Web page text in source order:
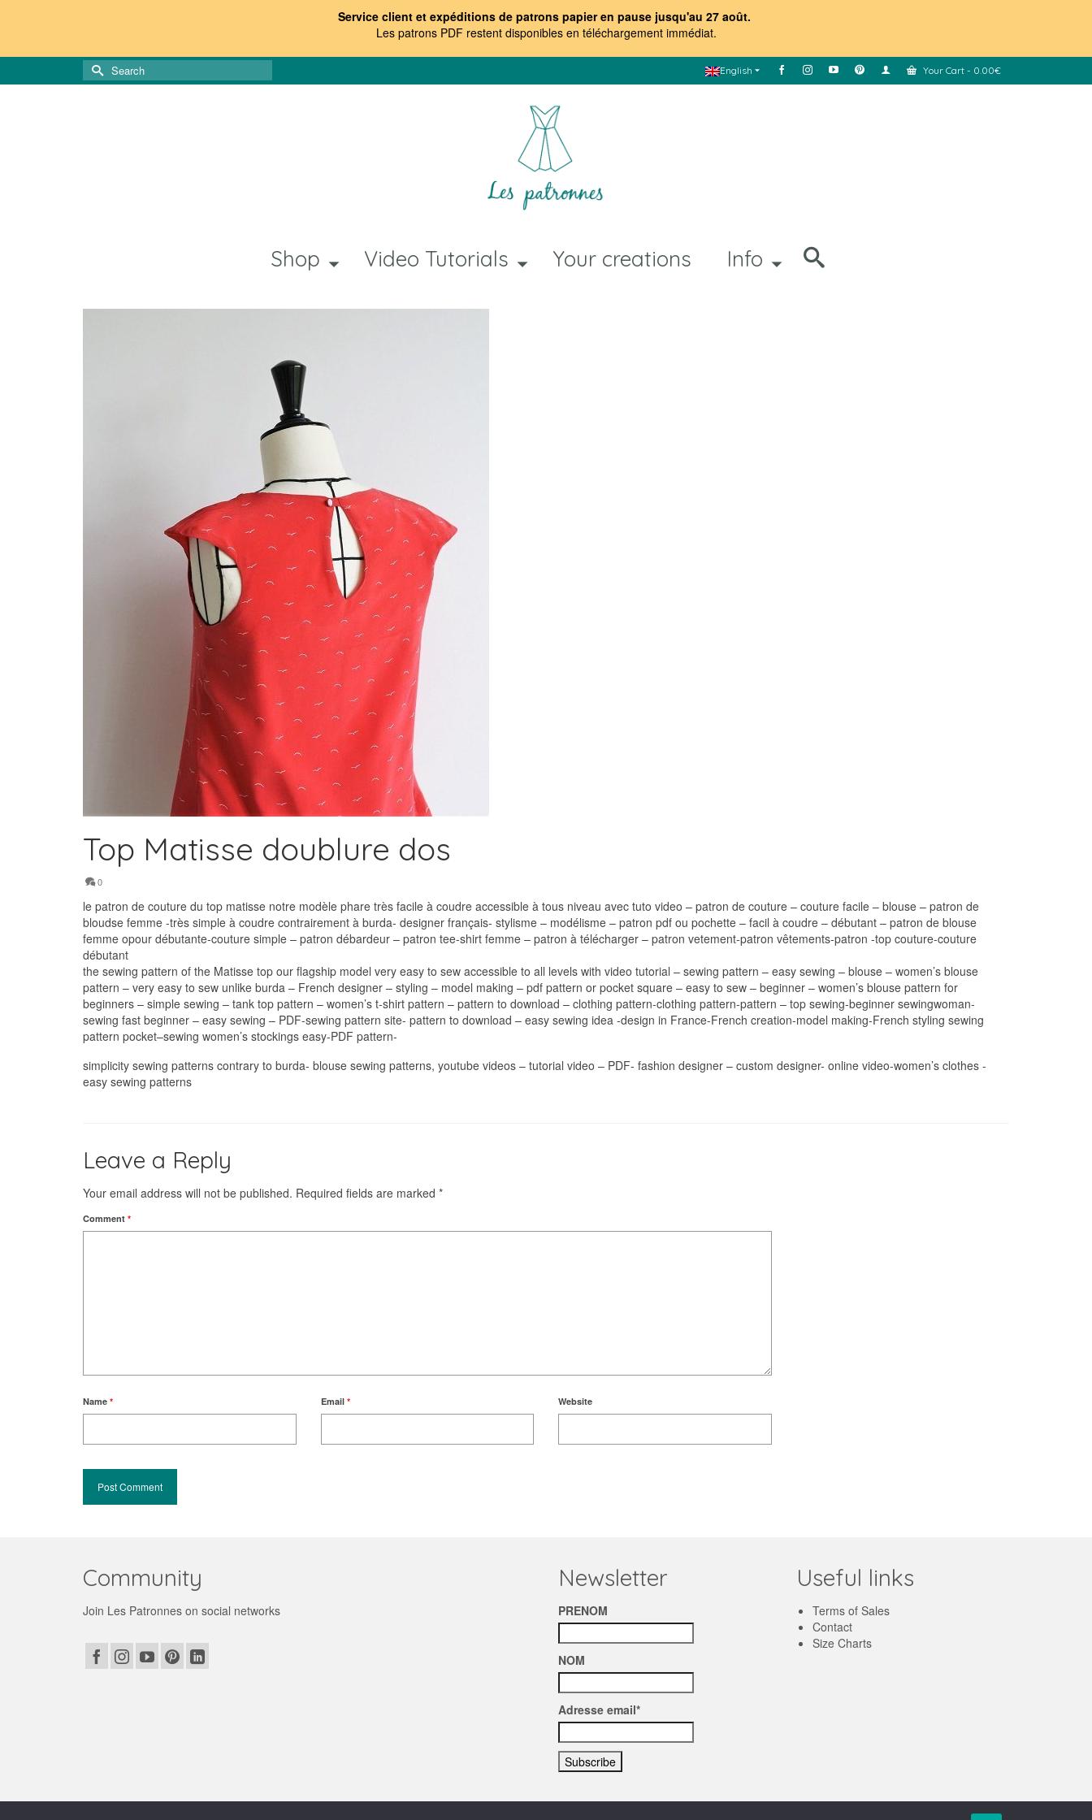
Service client et expéditions de patrons papier en pause jusqu'au 27 août.
Les patrons PDF restent disponibles en téléchargement immédiat.
English Your Cart - 0.00€
Search
for:
Shop Video Tutorials Your creations Info
Top Matisse doublure dos
0
le patron de couture du top matisse notre modèle phare très facile à coudre accessible à tous niveau avec tuto video – patron de couture – couture facile – blouse – patron de
bloudse femme -très simple à coudre contrairement à burda- designer français- stylisme – modélisme – patron pdf ou pochette – facil à coudre – débutant – patron de blouse
femme opour débutante-couture simple – patron débardeur – patron tee-shirt femme – patron à télécharger – patron vetement-patron vêtements-patron -top couture-couture
débutant
the sewing pattern of the Matisse top our flagship model very easy to sew accessible to all levels with video tutorial – sewing pattern – easy sewing – blouse – women’s blouse
pattern – very easy to sew unlike burda – French designer – styling – model making – pdf pattern or pocket square – easy to sew – beginner – women’s blouse pattern for
beginners – simple sewing – tank top pattern – women’s t-shirt pattern – pattern to download – clothing pattern-clothing pattern-pattern – top sewing-beginner sewingwoman-
sewing fast beginner – easy sewing – PDF-sewing pattern site- pattern to download – easy sewing idea -design in France-French creation-model making-French styling sewing
pattern pocket–sewing women’s stockings easy-PDF pattern-
simplicity sewing patterns contrary to burda- blouse sewing patterns, youtube videos – tutorial video – PDF- fashion designer – custom designer- online video-women’s clothes -
easy sewing patterns
Leave a Reply
Your email address will not be published. Required fields are marked *
Comment *
Name * Email * Website
Community
Join Les Patronnes on social networks
Newsletter
PRENOM
NOM
Adresse email*
Useful links
Terms of Sales
Contact
Size Charts